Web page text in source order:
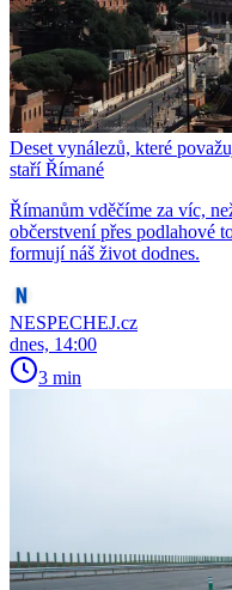
Deset vynálezů, které
staří Římané
Římanům vděčíme za víc,
občerstvení přes podlahové
formují náš život dodnes.
NESPECHEJ.cz
dnes, 14:00
3 min